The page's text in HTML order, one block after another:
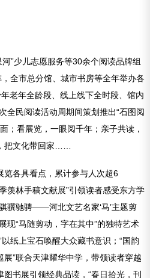
河”少儿志愿服务等30余个阅读品牌组
全市总分馆、城市书房等全年举办各
老年全龄段、线上线下全时段、馆内
全民阅读活动周期间策划推出“石图阅
；看展览，一眼阅千年；亲子共读，
把文化带回家……
览各具看点，累计参与人次超6
林手稿文献展”引领读者感受东方学
骥驰骋——河北文艺名家‘马’主题剪
现“马随剪动，字在其中”的独特艺术
纸上宝石唤醒大众藏书意识；“国韵
”联合天津耀华中学，带领读者穿越
书展引领经典品读，“春日拾光，刊